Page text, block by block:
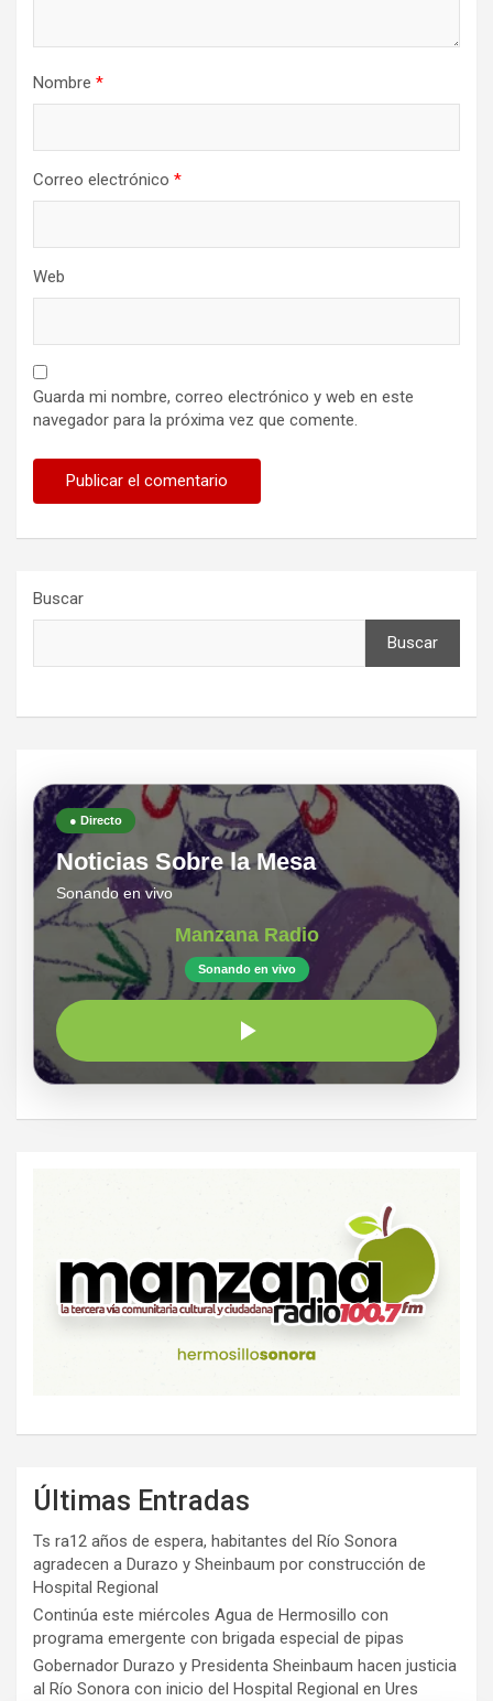
Nombre *
Correo electrónico *
Web
Guarda mi nombre, correo electrónico y web en este
navegador para la próxima vez que comente.
Buscar
Buscar
● Directo
Noticias Sobre la Mesa
Sonando en vivo
Manzana Radio
Sonando en vivo
Últimas Entradas
Ts ra12 años de espera, habitantes del Río Sonora
agradecen a Durazo y Sheinbaum por construcción de
Hospital Regional
Continúa este miércoles Agua de Hermosillo con
programa emergente con brigada especial de pipas
Gobernador Durazo y Presidenta Sheinbaum hacen justicia
al Río Sonora con inicio del Hospital Regional en Ures